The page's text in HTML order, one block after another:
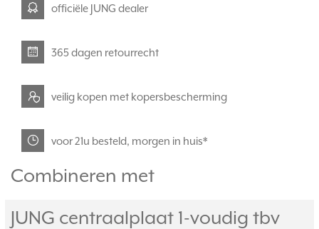
officiële JUNG dealer
365 dagen retourrecht
veilig kopen met kopersbescherming
voor 21u besteld, morgen in huis*
Combineren met
JUNG centraalplaat 1-voudig tbv